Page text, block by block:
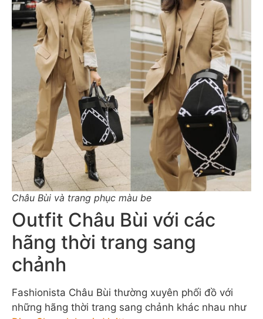
Châu Bùi và trang phục màu be
Outfit Châu Bùi với các
hãng thời trang sang
chảnh
Fashionista Châu Bùi thường xuyên phối đồ với
những hãng thời trang sang chảnh khác nhau như